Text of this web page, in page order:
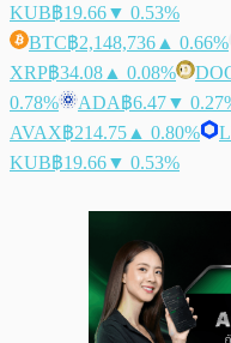
KUB฿19.66▼ 0.53%
BTC฿2,148,736 ▲ 0.66%
XRP฿34.08 ▲ 0.08%
0.78%
ADA฿6.47▼
AVAX฿214.75 ▲ 0.80%
KUB฿19.66▼ 0.53%